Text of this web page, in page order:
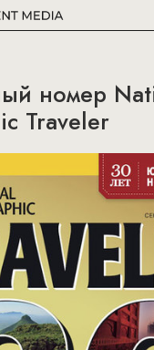
номер
Traveler